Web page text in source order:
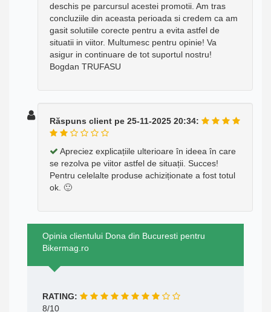
deschis pe parcursul acestei promotii. Am tras
concluziile din aceasta perioada si credem ca am
gasit solutiile corecte pentru a evita astfel de
situatii in viitor. Multumesc pentru opinie! Va
asigur in continuare de tot suportul nostru!
Bogdan TRUFASU
Răspuns client pe 25-11-2025 20:34:
Apreciez explicațiile ulterioare în ideea în care
se rezolva pe viitor astfel de situații. Succes!
Pentru celelalte produse achiziționate a fost totul
ok. 🙂
Opinia clientului Dona din Bucuresti pentru
Bikermag.ro
RATING:
8/10